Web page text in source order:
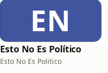
EN
Esto No Es Político
Esto No Es Politico